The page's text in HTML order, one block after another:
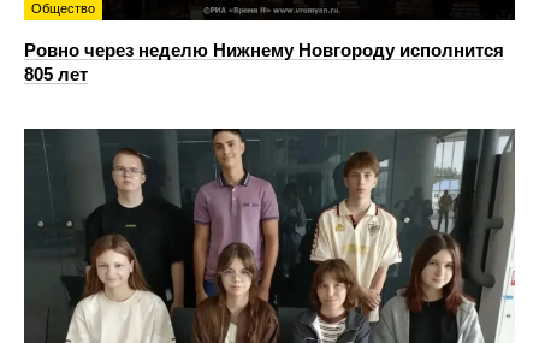
Общество
Ровно через неделю Нижнему Новгороду исполнится
805 лет